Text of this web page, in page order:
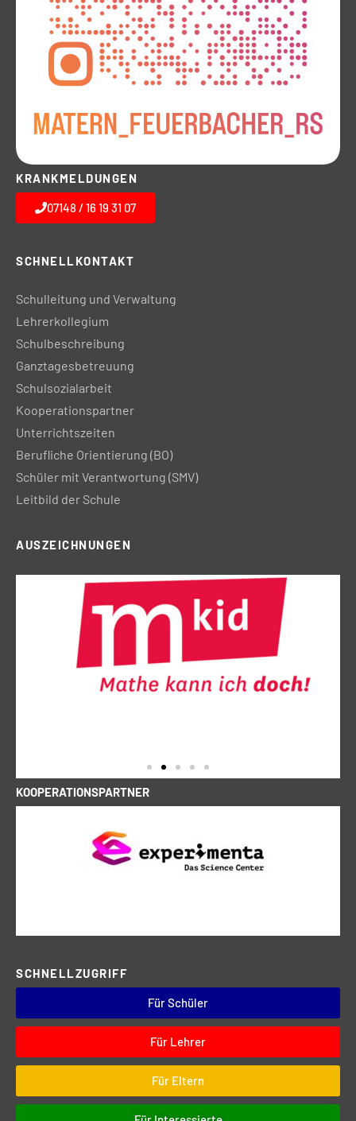
KRANKMELDUNGEN
07148 / 16 19 31 07
SCHNELLKONTAKT
Schulleitung und Verwaltung
Lehrerkollegium
Schulbeschreibung
Ganztagesbetreuung
Schulsozialarbeit
Kooperationspartner
Unterrichtszeiten
Berufliche Orientierung (BO)
Schüler mit Verantwortung (SMV)
Leitbild der Schule
AUSZEICHNUNGEN
KOOPERATIONSPARTNER
SCHNELLZUGRIFF
Für Schüler
Für Lehrer
Für Eltern